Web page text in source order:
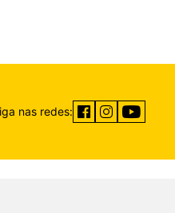
nas redes: